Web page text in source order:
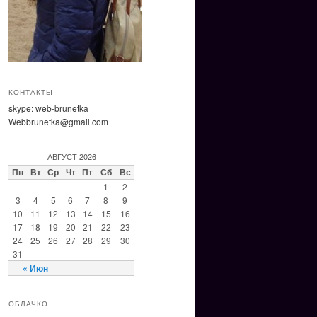
КОНТАКТЫ
skype: web-brunetka
Webbrunetka@gmail.com
АВГУСТ 2026
Пн Вт Ср Чт Пт Сб Вс
« Июн
1
2
3
4 5 6 7 8
9
10
11 12 13 14 15
16
17
18 19 20 21 22
23
24
25 26 27 28 29
30
31
ОБЛАЧКО